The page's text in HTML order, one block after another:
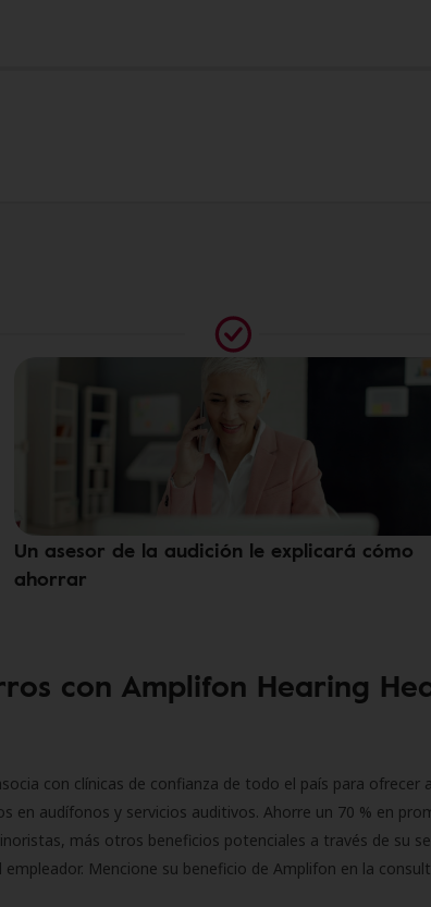
Un asesor de la audición le explicará cómo
ahorrar
con Amplifon Hearing
con clínicas de confianza de todo el país para ofrecer
en audífonos y servicios auditivos. Ahorre un 70 % en
más otros beneficios potenciales a través de su
empleador. Mencione su beneficio de Amplifon en la